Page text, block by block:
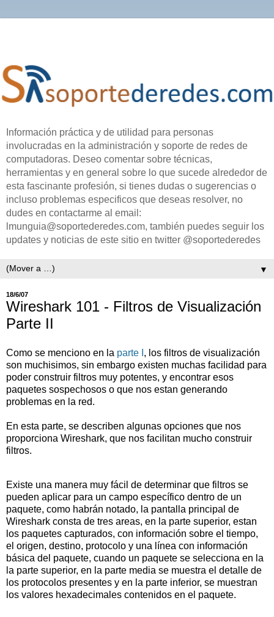
Información práctica y de utilidad para personas
involucradas en la administración y soporte de redes de
computadoras. Deseo comentar sobre técnicas,
herramientas y en general sobre lo que sucede alrededor de
esta fascinante profesión, si tienes dudas o sugerencias o
incluso problemas especificos que deseas resolver, no
dudes en contactarme al email:
lmunguia@soportederedes.com, también puedes seguir los
updates y noticias de este sitio en twitter @soportederedes
▼
18/6/07
Wireshark 101 - Filtros de Visualización
Parte II
Como se menciono en la parte I , los filtros de visualización
son muchisimos, sin embargo existen muchas facilidad para
poder construir filtros muy potentes, y encontrar esos
paquetes sospechosos o que nos estan generando
problemas en la red.
En esta parte, se describen algunas opciones que nos
proporciona Wireshark, que nos facilitan mucho construir
filtros.
Existe una manera muy fácil de determinar que filtros se
pueden aplicar para un campo específico dentro de un
paquete, como habrán notado, la pantalla principal de
Wireshark consta de tres areas, en la parte superior, estan
los paquetes capturados, con información sobre el tiempo,
el origen, destino, protocolo y una línea con información
básica del paquete, cuando un paquete se selecciona en la
la parte superior, en la parte media se muestra el detalle de
los protocolos presentes y en la parte inferior, se muestran
los valores hexadecimales contenidos en el paquete.